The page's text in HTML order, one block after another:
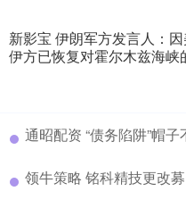
新影宝 伊朗军方发言人：因
伊方已恢复对霍尔木兹海峡
通昭配资 “债务陷阱”帽子
领牛策略 铭科精技更改